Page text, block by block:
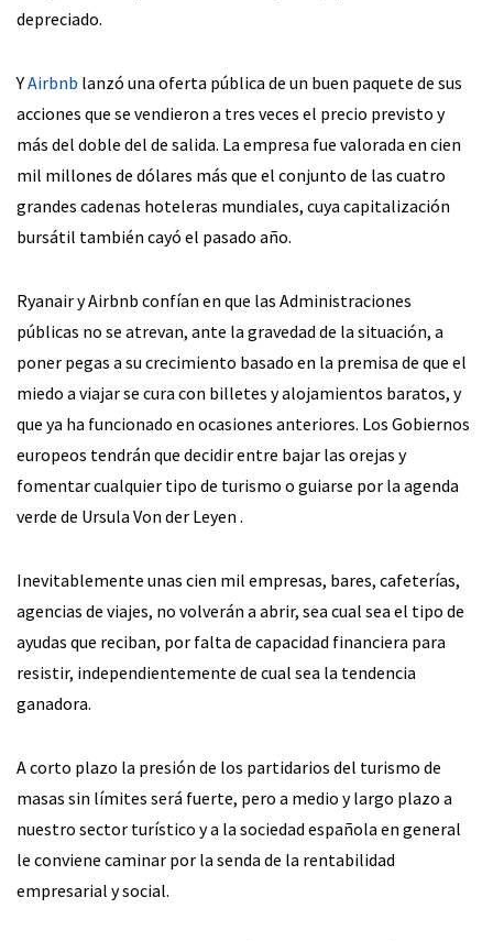
depreciado.
YAirbnb lanzó una oferta pública de un buen paquete de sus
acciones que se vendieron a tres veces el precio previsto y
más del doble del de salida. La empresa fue valorada en cien
mil millones de dólares más que el conjunto de las cuatro
grandes cadenas hoteleras mundiales, cuya capitalización
bursátil también cayó el pasado año.
Ryanair y Airbnb confían en que las Administraciones
públicas no se atrevan, ante la gravedad de la situación, a
poner pegas a su crecimiento basado en la premisa de que el
miedo a viajar se cura con billetes y alojamientos baratos, y
que ya ha funcionado en ocasiones anteriores. Los Gobiernos
europeos tendrán que decidir entre bajar las orejas y
fomentar cualquier tipo de turismo o guiarse por la agenda
verde de Ursula Von der Leyen .
Inevitablemente unas cien mil empresas, bares, cafeterías,
agencias de viajes, no volverán a abrir, sea cual sea el tipo de
ayudas que reciban, por falta de capacidad financiera para
resistir, independientemente de cual sea la tendencia
ganadora.
A corto plazo la presión de los partidarios del turismo de
masas sin límites será fuerte, pero a medio y largo plazo a
nuestro sector turístico y a la sociedad española en general
le conviene caminar por la senda de la rentabilidad
empresarial y social.